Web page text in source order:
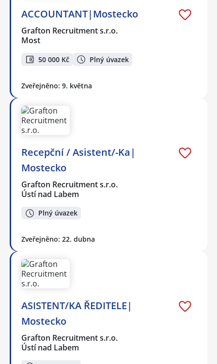
ACCOUNTANT|Mostecko
Grafton Recruitment s.r.o.
Most
50 000 Kč Plný úvazek
Zveřejněno: 9. května
Recepční / Asistent/-Ka|
Mostecko
Grafton Recruitment s.r.o.
Ústí nad Labem
Plný úvazek
Zveřejněno: 22. dubna
ASISTENT/KA ŘEDITELE|
Mostecko
Grafton Recruitment s.r.o.
Ústí nad Labem